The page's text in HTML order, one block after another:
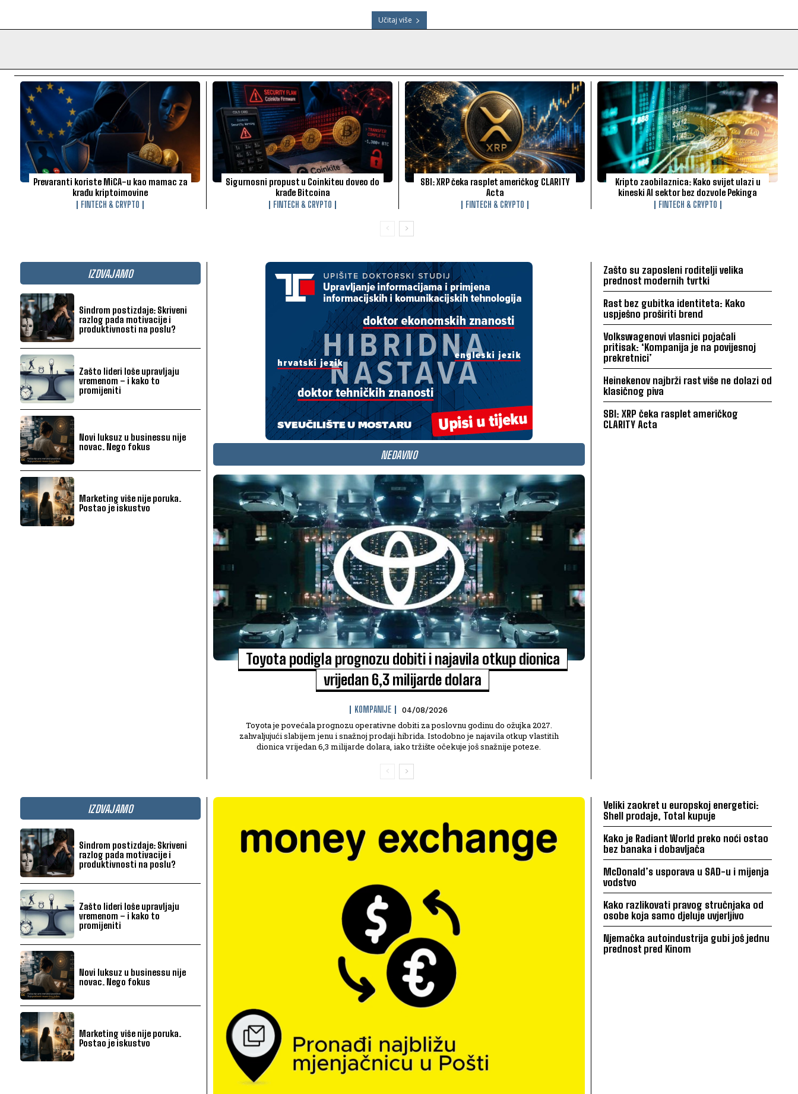
Učitaj više
Prevaranti koriste MiCA-u kao mamac za
krađu kriptoimovine
FINTECH & CRYPTO
Sigurnosni propust u Coinkiteu doveo do
krađe Bitcoina
FINTECH & CRYPTO
SBI: XRP čeka rasplet američkog CLARITY
Acta
FINTECH & CRYPTO
Kripto zaobilaznica: Kako svijet ulazi u
kineski AI sektor bez dozvole Pekinga
FINTECH & CRYPTO
IZDVAJAMO
Sindrom postizdaje: Skriveni
razlog pada motivacije i
produktivnosti na poslu?
Zašto lideri loše upravljaju
vremenom – i kako to
promijeniti
Novi luksuz u businessu nije
novac. Nego fokus
Marketing više nije poruka.
Postao je iskustvo
NEDAVNO
Toyota podigla prognozu dobiti i najavila otkup dionica
vrijedan 6,3 milijarde dolara
KOMPANIJE 04/08/2026
Toyota je povećala prognozu operativne dobiti za poslovnu godinu do ožujka 2027.
zahvaljujući slabijem jenu i snažnoj prodaji hibrida. Istodobno je najavila otkup vlastitih
dionica vrijedan 6,3 milijarde dolara, iako tržište očekuje još snažnije poteze.
Zašto su zaposleni roditelji velika
prednost modernih tvrtki
Rast bez gubitka identiteta: Kako
uspješno proširiti brend
Volkswagenovi vlasnici pojačali
pritisak: ‘Kompanija je na povijesnoj
prekretnici’
Heinekenov najbrži rast više ne dolazi od
klasičnog piva
SBI: XRP čeka rasplet američkog
CLARITY Acta
IZDVAJAMO
Sindrom postizdaje: Skriveni
razlog pada motivacije i
produktivnosti na poslu?
Zašto lideri loše upravljaju
vremenom – i kako to
promijeniti
Novi luksuz u businessu nije
novac. Nego fokus
Marketing više nije poruka.
Postao je iskustvo
Veliki zaokret u europskoj energetici:
Shell prodaje, Total kupuje
Kako je Radiant World preko noći ostao
bez banaka i dobavljača
McDonald’s usporava u SAD-u i mijenja
vodstvo
Kako razlikovati pravog stručnjaka od
osobe koja samo djeluje uvjerljivo
Njemačka autoindustrija gubi još jednu
prednost pred Kinom